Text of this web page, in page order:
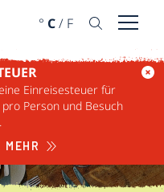
° C/ F Menü
Einreisesteuer für
Person und Besuch
MEHR
BY